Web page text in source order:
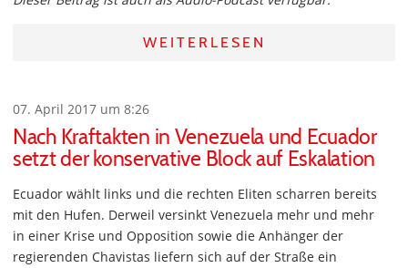
WEITERLESEN
07. April 2017 um 8:26
Nach Kraftakten in Venezuela und Ecuador
setzt der konservative Block auf Eskalation
Ecuador wählt links und die rechten Eliten scharren bereits
mit den Hufen. Derweil versinkt Venezuela mehr und mehr
in einer Krise und Opposition sowie die Anhänger der
regierenden Chavistas liefern sich auf der Straße ein